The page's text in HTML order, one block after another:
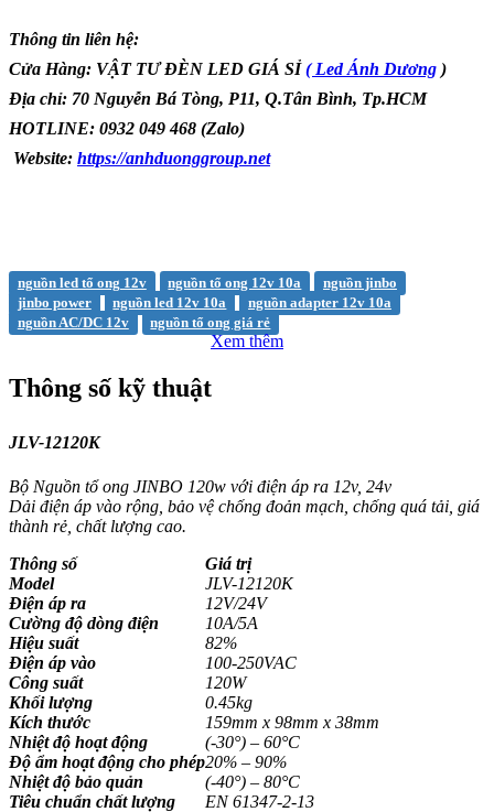
Thông tin liên hệ:
Cửa Hàng: VẬT TƯ ĐÈN LED GIÁ SỈ( LedÁnh Dương )
Địa chỉ: 70 Nguyễn Bá Tòng, P11, Q.Tân Bình, Tp.HCM
HOTLINE: 0932 049 468 (Zalo)
Website: https://anhduonggroup.net
nguồn led tổ ong 12v nguồn tổ ong 12v 10a
nguồn jinbo
jinbo power
nguồn led 12v 10a
nguồn adapter 12v 10a
nguồn AC/DC 12v
nguồn tổ ong giá rẻ
Xem thêm
Thông số kỹ thuật
JLV-12120K
Bộ Nguồn tổ ong JINBO 120w với điện áp ra 12v, 24v
Dải điện áp vào rộng, bảo vệ chống đoản mạch, chống quá tải, giá
thành rẻ, chất lượng cao.
Thông số
Giá trị
Model
JLV-12120K
Điện áp ra
12V/24V
Cường độ dòng điện
10A/5A
Hiệu suất
82%
Điện áp vào
100-250VAC
Công suất
120W
Khối lượng
0.45kg
Kích thước
159mm x 98mm x 38mm
Nhiệt độ hoạt động
(-30°) – 60°C
Độ ẩm hoạt động cho phép20% – 90%
Nhiệt độ bảo quản
(-40°) – 80°C
Tiêu chuẩn chất lượng
EN 61347-2-13